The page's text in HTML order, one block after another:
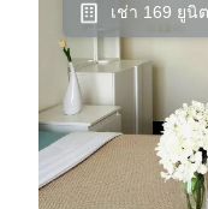
เช่า 169 ยูนิต